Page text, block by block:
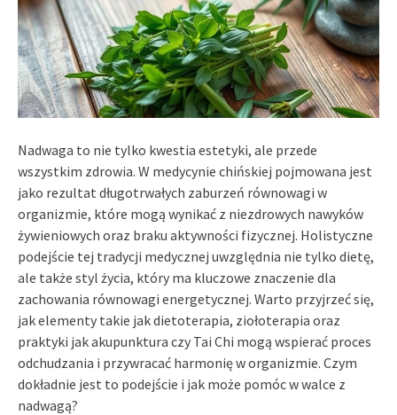
Nadwaga to nie tylko kwestia estetyki, ale przede
wszystkim zdrowia. W medycynie chińskiej pojmowana jest
jako rezultat długotrwałych zaburzeń równowagi w
organizmie, które mogą wynikać z niezdrowych nawyków
żywieniowych oraz braku aktywności fizycznej. Holistyczne
podejście tej tradycji medycznej uwzględnia nie tylko dietę,
ale także styl życia, który ma kluczowe znaczenie dla
zachowania równowagi energetycznej. Warto przyjrzeć się,
jak elementy takie jak dietoterapia, ziołoterapia oraz
praktyki jak akupunktura czy Tai Chi mogą wspierać proces
odchudzania i przywracać harmonię w organizmie. Czym
dokładnie jest to podejście i jak może pomóc w walce z
nadwagą?